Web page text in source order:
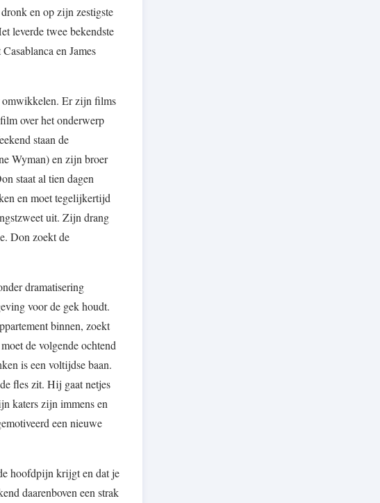
en op zijn zestigste
leverde twee bekendste
en James
omwikkelen. Er zijn films
over het onderwerp
staan de
Wyman) en zijn broer
staat al tien dagen
en moet tegelijkertijd
uit. Zijn drang
Don zoekt de
dramatisering
voor de gek houdt.
binnen, zoekt
de volgende ochtend
is een voltijdse baan.
fles zit. Hij gaat netjes
katers zijn immens en
een nieuwe
hoofdpijn krijgt en dat je
daarenboven een strak